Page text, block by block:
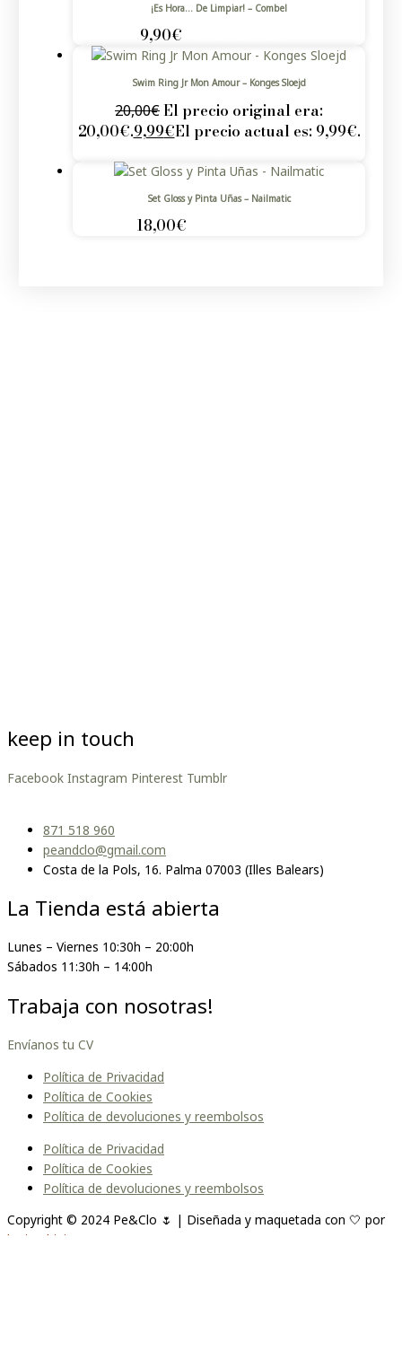
¡Es Hora… De Limpiar! – Combel
9,90€
Swim Ring Jr Mon Amour – Konges Sloejd
20,00€El precio original era:
20,00€.9,99€El precio actual es: 9,99€.
Set Gloss y Pinta Uñas – Nailmatic
18,00€
keep in touch
Facebook Instagram Pinterest Tumblr
871 518 960
peandclo@gmail.com
Costa de la Pols, 16. Palma 07003 (Illes Balears)
La Tienda está abierta
Lunes – Viernes 10:30h – 20:00h
Sábados 11:30h – 14:00h
Trabaja con nosotras!
Envíanos tu CV
Política de Privacidad
Política de Cookies
Política de devoluciones y reembolsos
Política de Privacidad
Política de Cookies
Política de devoluciones y reembolsos
Copyright © 2024 Pe&Clo 🌷 | Diseñada y maquetada con 🤍 por
lopipedrini